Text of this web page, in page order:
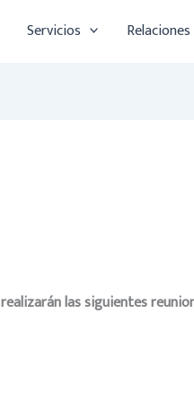
Servicios
realizarán las siguientes